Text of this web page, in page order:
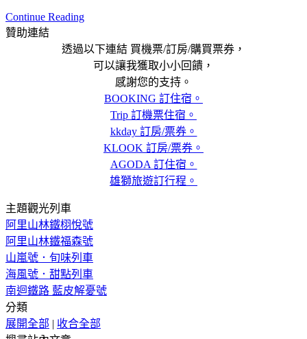
Continue Reading
贊助連結
透過以下連結 買機票/訂房/購買票券，
可以讓我獲取小小回饋，
感謝您的支持。
BOOKING 訂住宿。
Trip 訂機票住宿。
kkday 訂房/票券。
KLOOK 訂房/票券。
AGODA 訂住宿。
雄獅旅遊訂行程。
主題觀光列車
阿里山林鐵栩悅號
阿里山林鐵福森號
山嵐號．旬味列車
海風號．甜點列車
南迴鐵路 藍皮解憂號
分類
展開全部 | 收合全部